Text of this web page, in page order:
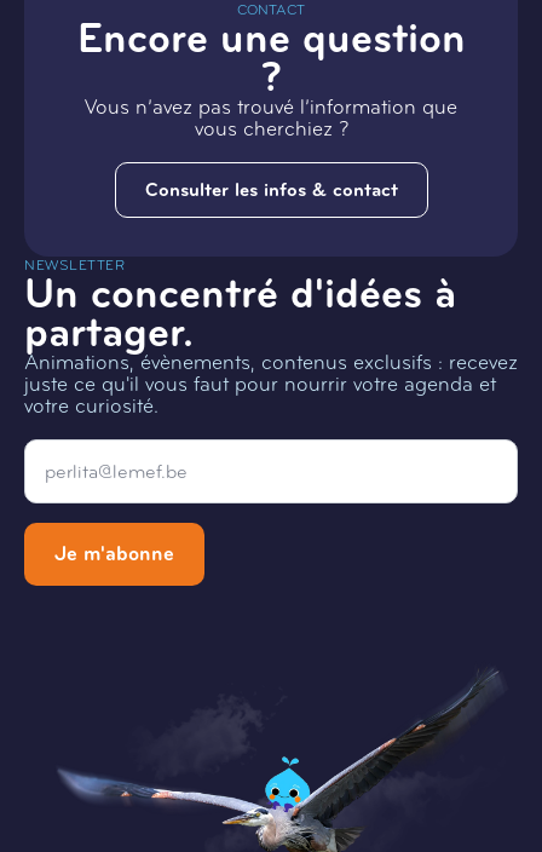
CONTACT
Encore une question
?
Vous n’avez pas trouvé l’information que
vous cherchiez ?
Consulter les infos & contact
NEWSLETTER
Un concentré d'idées à
partager.
Animations, évènements, contenus exclusifs : recevez
juste ce qu'il vous faut pour nourrir votre agenda et
votre curiosité.
Email
Je m'abonne